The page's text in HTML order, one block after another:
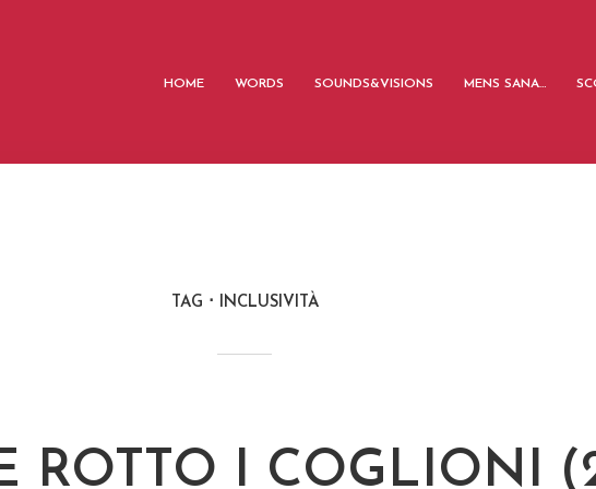
HOME WORDS SOUNDS&VISIONS MENS SANA…
TAG INCLUSIVITÀ
ROTTO I COGLIONI